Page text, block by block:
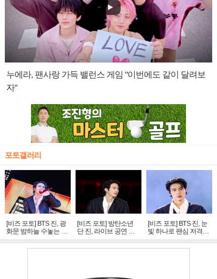
누에라, 팬사랑 가득 밸런스 게임 "이번에도 같이 달려보
자"
포토갤러리
[비즈 포토] BTS 진, 광
화문 밤하늘 수놓는 '비
주얼 킹'의 열창
[비즈 포토] 방탄소년
단 진, 라이브 공연 중
빛나는 독보적 아우라
[비즈 포토] BTS 진, 눈
빛 하나로 팬심 저격…
독보적 카리스마